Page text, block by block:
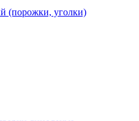
(порожки, уголки)